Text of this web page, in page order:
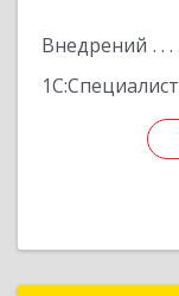
Внедрений
1С:Специалист